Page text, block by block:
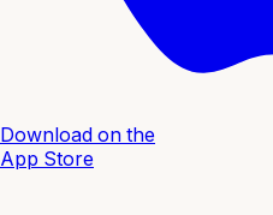
Download on the
App Store